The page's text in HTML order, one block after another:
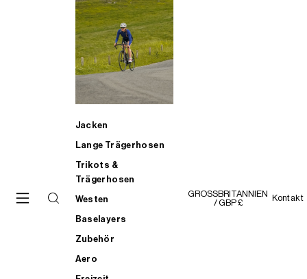
Jacken
Lange Trägerhosen
Trikots &
Trägerhosen
Westen
Baselayers
Zubehör
Aero
GROSSBRITANNIEN
/ GBP £
Kontakt